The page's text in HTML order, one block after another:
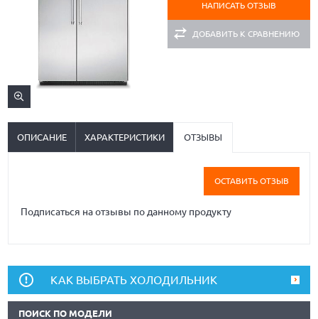
НАПИСАТЬ ОТЗЫВ
ДОБАВИТЬ К СРАВНЕНИЮ
ОПИСАНИЕ ХАРАКТЕРИСТИКИ ОТЗЫВЫ
ОСТАВИТЬ ОТЗЫВ
Подписаться на отзывы по данному продукту
КАК ВЫБРАТЬ ХОЛОДИЛЬНИК
ПОИСК ПО МОДЕЛИ